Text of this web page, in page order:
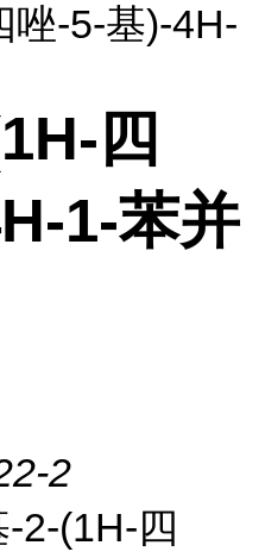
唑-5-基)-4H-
四
1-苯并
2
2-(1H-四